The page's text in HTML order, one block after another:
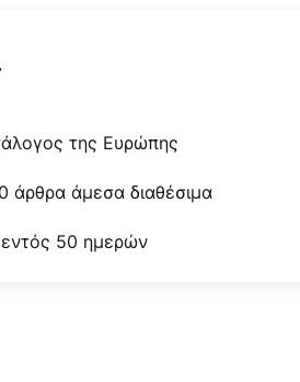
της Ευρώπης
άμεσα διαθέσιμα
50 ημερών